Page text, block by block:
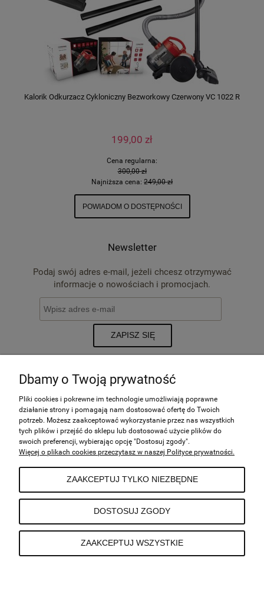
Kalorik Odkurzacz Cykloniczny Bezworkowy Czerwony VC 1022 R
199,00 zł
Cena regularna:
300,00 zł
Najniższa cena: 249,00 zł
POWIADOM O DOSTĘPNOŚCI
Newsletter
Podaj swój adres e-mail, jeżeli chcesz otrzymywać
informacje o nowościach i promocjach.
ZAPISZ SIĘ
POMOC
MOJE KONTO
INFORMACJE
O NAS
Dbamy o Twoją prywatność
Pliki cookies i pokrewne im technologie umożliwiają poprawne
działanie strony i pomagają nam dostosować ofertę do Twoich
potrzeb. Możesz zaakceptować wykorzystanie przez nas wszystkich
tych plików i przejść do sklepu lub dostosować użycie plików do
swoich preferencji, wybierając opcję "Dostosuj zgody".
Więcej o plikach cookies przeczytasz w naszej Polityce prywatności.
ZAAKCEPTUJ TYLKO NIEZBĘDNE
DOSTOSUJ ZGODY
ZAAKCEPTUJ WSZYSTKIE